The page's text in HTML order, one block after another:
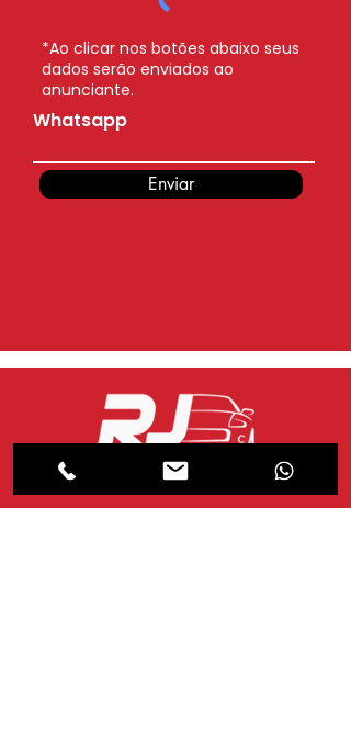
*Ao clicar nos botões abaixo seus
dados serão enviados ao
anunciante.
Whatsapp
Enviar